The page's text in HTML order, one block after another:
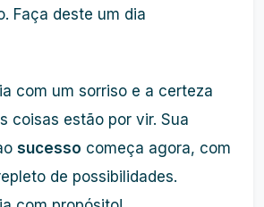
Faça deste um dia
com um sorriso e a certeza
coisas estão por vir. Sua
sucesso começa agora, com
de possibilidades.